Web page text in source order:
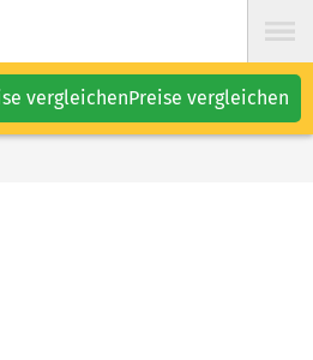
vergleichenPreise vergleichen